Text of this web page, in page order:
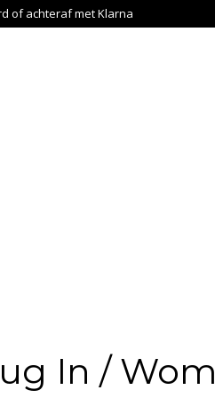
of achteraf met Klarna
In /